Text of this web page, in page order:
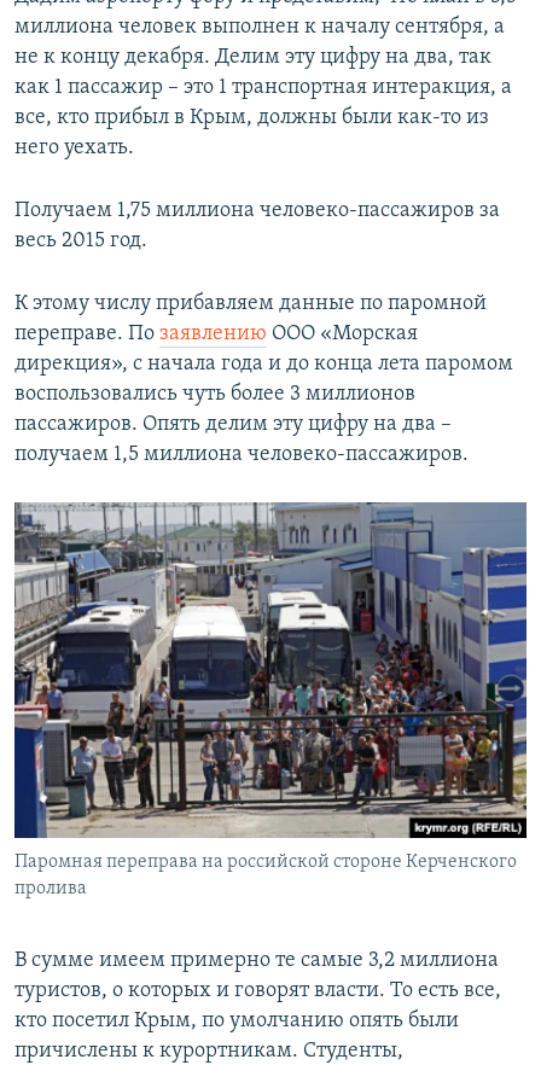
миллиона человек выполнен к началу сентября, а
не к концу декабря. Делим эту цифру на два, так
как 1 пассажир – это 1 транспортная интеракция, а
все, кто прибыл в Крым, должны были как-то из
него уехать.
Получаем 1,75 миллиона человеко-пассажиров за
весь 2015 год.
К этому числу прибавляем данные по паромной
переправе. По заявлению ООО «Морская
дирекция», с начала года и до конца лета паромом
воспользовались чуть более 3 миллионов
пассажиров. Опять делим эту цифру на два –
получаем 1,5 миллиона человеко-пассажиров.
Паромная переправа на российской стороне Керченского
пролива
В сумме имеем примерно те самые 3,2 миллиона
туристов, о которых и говорят власти. То есть все,
кто посетил Крым, по умолчанию опять были
причислены к курортникам. Студенты,